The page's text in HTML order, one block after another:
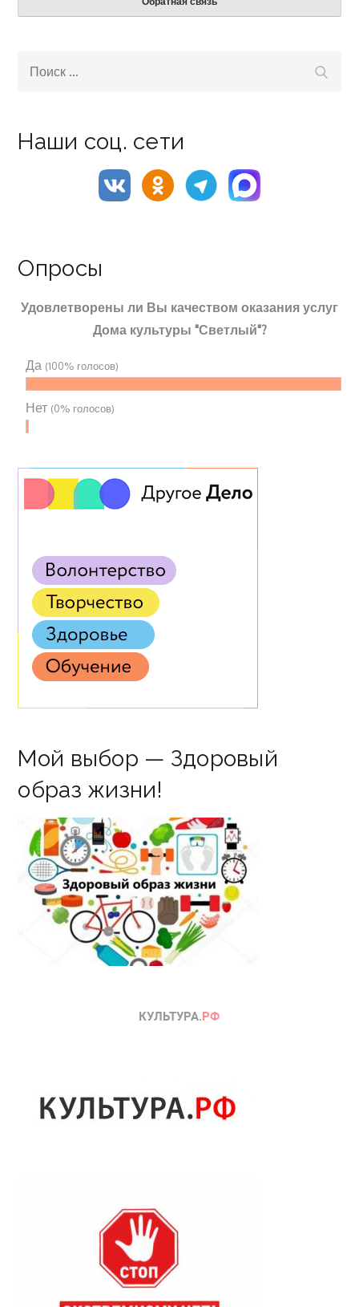
Search
Наши соц. сети
Опросы
Удовлетворены ли Вы качеством оказания услуг
Дома культуры "Светлый"?
Да (100% голосов)
Нет (0% голосов)
Мой выбор — Здоровый
образ жизни!